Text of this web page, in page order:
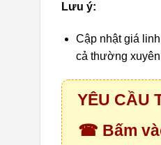
Lưu ý:
Cập nhật giá
cả thường
YÊU CẦU
☎ Bấm